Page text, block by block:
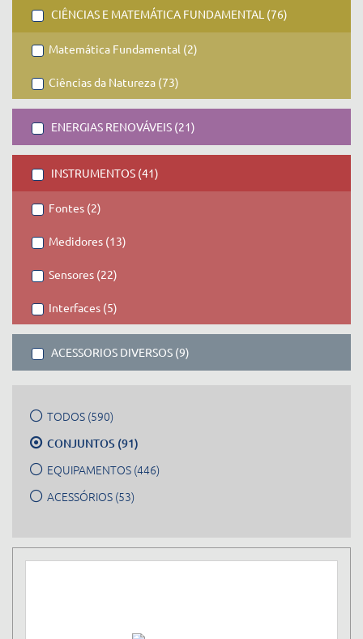
CIÊNCIAS E MATEMÁTICA FUNDAMENTAL (76)
Matemática Fundamental (2)
Ciências da Natureza (73)
ENERGIAS RENOVÁVEIS (21)
INSTRUMENTOS (41)
Fontes (2)
Medidores (13)
Sensores (22)
Interfaces (5)
ACESSORIOS DIVERSOS (9)
TODOS (590)
CONJUNTOS (91)
EQUIPAMENTOS (446)
ACESSÓRIOS (53)